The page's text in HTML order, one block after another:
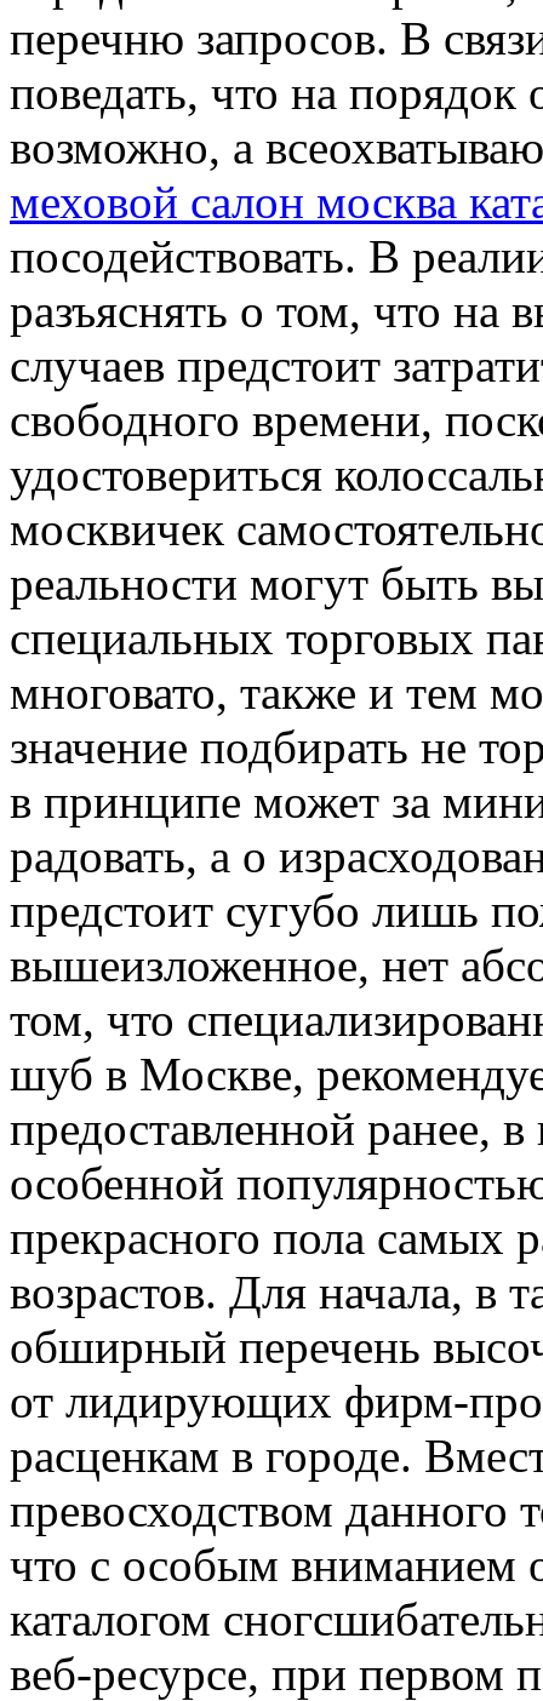
перечню запросов. В
поведать, что на порядок
возможно, а
меховой салон москва
посодействовать. В
разъяснять о том, что
случаев предстоит
свободного времени,
удостовериться
москвичек
реальности могут быть
специальных торговых
многовато, также и тем
значение подбирать не
в принципе может за
радовать, а о
предстоит сугубо лишь
вышеизложенное, нет
том, что
шуб в Москве,
предоставленной ранее,
особенной
прекрасного пола самых
возрастов. Для начала, в
обширный перечень
от лидирующих фирм-
расценкам в городе.
превосходством данного
что с особым вниманием
каталогом
веб-ресурсе, при первом